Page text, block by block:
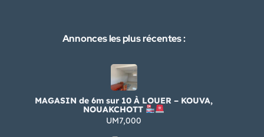
Annonces les plus récentes :
MAGASIN de 6m sur 10 À LOUER – KOUVA,
NOUAKCHOTT
UM7,000